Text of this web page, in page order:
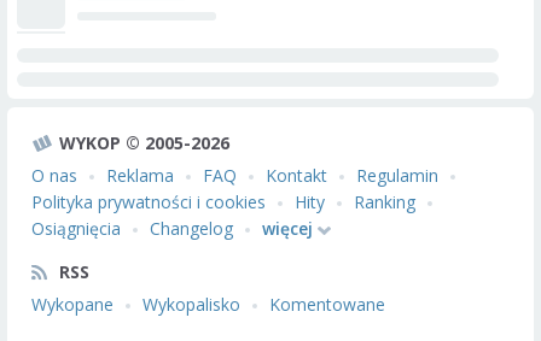
WYKOP © 2005-2026
O nas
Reklama FAQ Kontakt
Regulamin
Polityka prywatności i cookies
Hity
Ranking
Osiągnięcia
Changelog
więcej
RSS
Wykopane
Wykopalisko
Komentowane